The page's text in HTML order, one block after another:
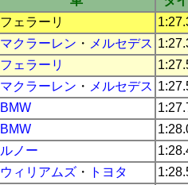
フェラーリ
マクラーレン ・ メルセデス
フェラーリ
マクラーレン ・ メルセデス
BMW
BMW
ルノー
ウィリアムズ ・ トヨタ